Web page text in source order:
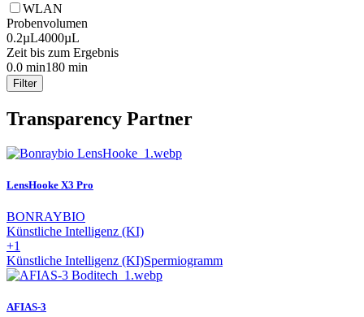
WLAN
Probenvolumen
0.2µL4000µL
Zeit bis zum Ergebnis
0.0 min180 min
Filter
Transparency Partner
LensHooke X3 Pro
BONRAYBIO
Künstliche Intelligenz (KI)
+1
Künstliche Intelligenz (KI)Spermiogramm
AFIAS-3